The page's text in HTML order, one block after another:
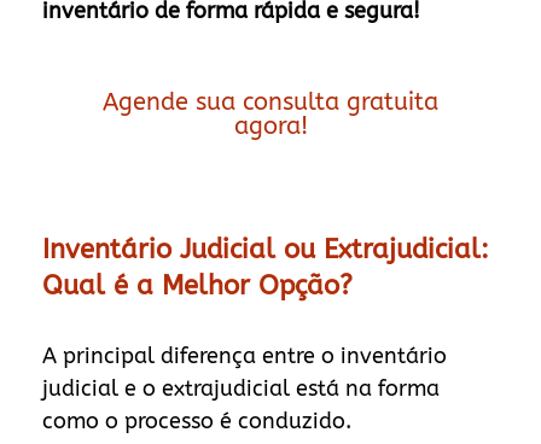
inventário de forma rápida e segura!
Agende sua consulta gratuita
agora!
Inventário Judicial ou Extrajudicial:
Qual é a Melhor Opção?
A principal diferença entre o inventário
judicial e o extrajudicial está na forma
como o processo é conduzido.